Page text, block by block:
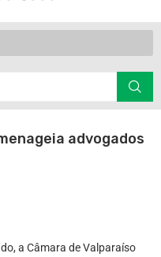
advogados
a Câmara de Valparaíso